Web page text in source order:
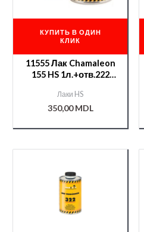
КУПИТЬ В ОДИН
КЛИК
11555 Лак Chamaleon
155 HS 1л.+отв.222
Лаки HS
350,00MDL